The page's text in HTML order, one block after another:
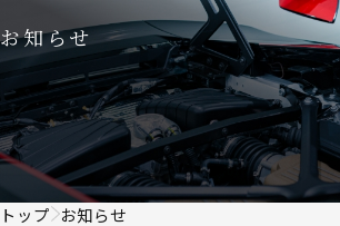
お知らせ
トップ お知らせ